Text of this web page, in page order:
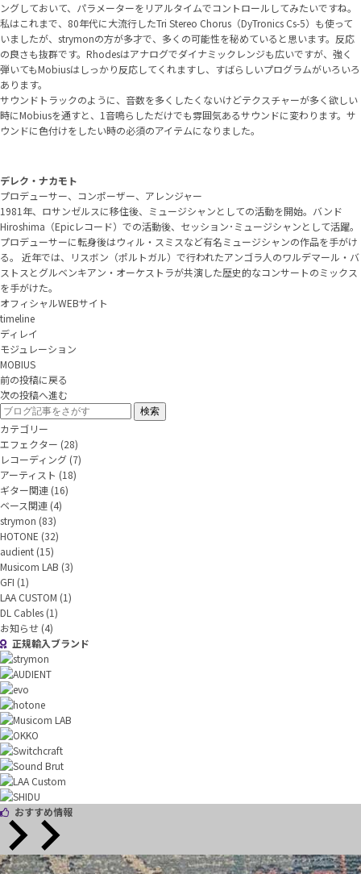
ングしておいて、パラメーターをリアルタイムでコントロールしてみたいですね。
私はこれまで、80年代に大流行したTri Stereo Chorus（DyTronics Cs-5）も使って
いましたが、strymonの方が多才で、多くの可能性を秘めていると思います。反応
の良さも抜群です。Rhodesはアナログでダイナミックレンジも広いですが、強く
弾いてもMobiusはしっかり反応してくれますし、すばらしいプログラムがいろいろ
あります。
サウンドトラックのように、音数を多くしたくないけどテクスチャーが多く欲しい
時にMobiusを通すと、1音鳴らしただけでも雰囲気あるサウンドに変わります。サ
ウンドに色付けをしたい時の必須のアイテムになりました。
デレク・ナカモト
プロデューサー、コンポーザー、アレンジャー
1981年、ロサンゼルスに移住後、ミュージシャンとしての活動を開始。バンド
Hiroshima（Epicレコード）での活動後、セッション･ミュージシャンとして活躍。
プロデューサーに転身後はウィル・スミスなど有名ミュージシャンの作品を手がけ
る。 近年では、リスボン（ポルトガル）で行われたアンゴラ人のワルデマール・バ
ストスとグルベンキアン・オーケストラが共演した歴史的なコンサートのミックス
を手がけた。
オフィシャルWEBサイト
timeline
ディレイ
モジュレーション
MOBIUS
前の投稿に戻る
次の投稿へ進む
カテゴリー
エフェクター (28)
レコーディング (7)
アーティスト (18)
ギター関連 (16)
ベース関連 (4)
strymon (83)
HOTONE (32)
audient (15)
Musicom LAB (3)
GFI (1)
LAA CUSTOM (1)
DL Cables (1)
お知らせ (4)
正規輸入ブランド
おすすめ情報